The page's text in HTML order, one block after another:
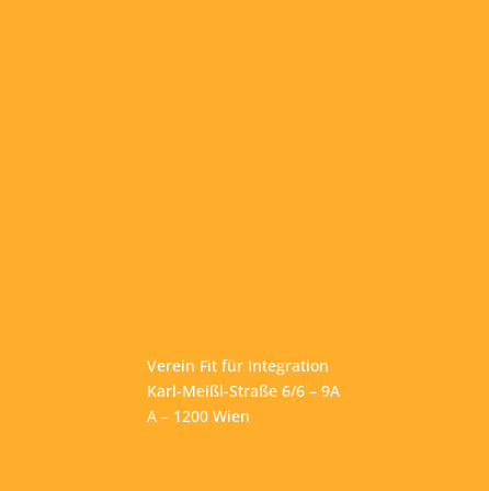
Verein Fit für Integration
Karl-Meißl-Straße 6/6 – 9A
A – 1200 Wien